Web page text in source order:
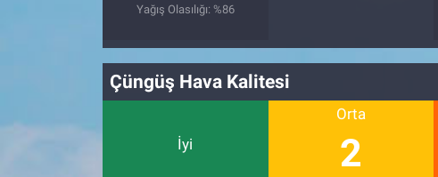
Yağış Olasılığı: %86
Çüngüş Hava Kalitesi
İyi
Orta
2
Programlar
Sağlık